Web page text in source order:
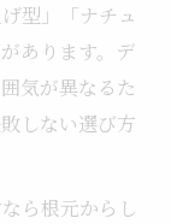
型」「ナチュ
あります。デ
気が異なるた
しない選び方
ら根元からし